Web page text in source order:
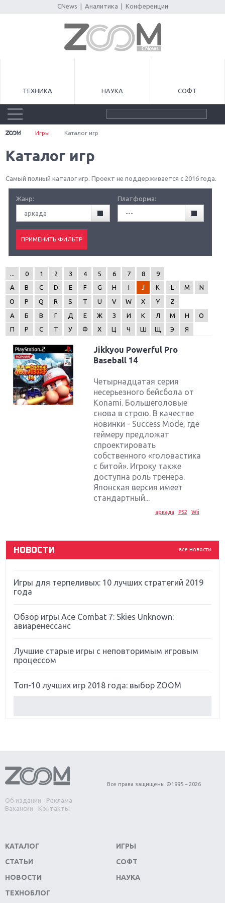
CNews Аналитика Конференции
ТЕХНИКА НАУКА СОФТ
Игры Каталог игр
Каталог игр
Самый полный каталог игр. Проект не поддерживается с 2016 года.
Жанр:
аркада
Платформа:
---
0 1 2 3 4 5 6 7 8
9
A
B C D E F G H I J K L M
N
O
P Q R S T U V W X Y
Z
А
Б В Г Д Е Ж З И К Л М Н
О
П
Р С Т У Ф Х Ц Ч Ш Щ Э Я
Jikkyou Powerful Pro
Baseball 14
Четырнадцатая серия
несерьезного бейсбола от
Konami. Большеголовые
снова в строю. В качестве
новинки - Success Mode, где
геймеру предложат
спроектировать
собственного «головастика
с битой». Игроку также
доступна роль тренера.
Японская версия имеет
стандартный...
аркада PS2 Wii
все новости
НОВОСТИ
Крупнейшие релизы мая: Nintendo, Microsoft и
Новинки для Nintendo Switch: Labo, South Park и
Far Cry 5: хвалить нельзя ругать
Игры для терпеливых: 10 лучших стратегий 2019
года
Обзор игры Ace Combat 7: Skies Unknown:
авиаренессанс
Лучшие старые игры с неповторимым игровым
процессом
Топ-10 лучших игр 2018 года: выбор ZOOM
Обзор игры Forza Horizon 4: вершина эволюции
Две важных новинки для консолей: Spider-Man и
Divinity Original Sin 2
Switch
Обзор игры The Crew 2: покорение Америки
Важнейшие анонсы E3 2018
Об издании
Реклама
Вакансии
Контакты
Все права защищены ©1995 – 2026
КАТАЛОГ
СТАТЬИ
НОВОСТИ
ТЕХНОБЛОГ
ИГРЫ
СОФТ
НАУКА